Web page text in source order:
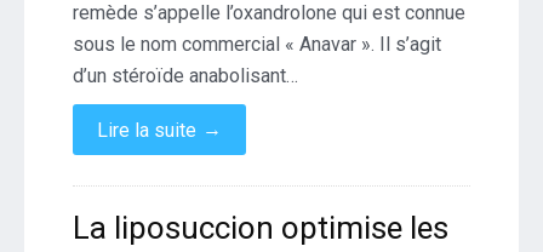
remède s’appelle l’oxandrolone qui est connue
sous le nom commercial « Anavar ». Il s’agit
d’un stéroïde anabolisant…
Lire la suite →
La liposuccion optimise les